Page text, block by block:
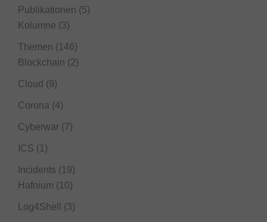
Publikationen (5)
Kolumne (3)
Themen (146)
Blockchain (2)
Cloud (9)
Corona (4)
Cyberwar (7)
ICS (1)
Incidents (19)
Hafnium (10)
Log4Shell (3)